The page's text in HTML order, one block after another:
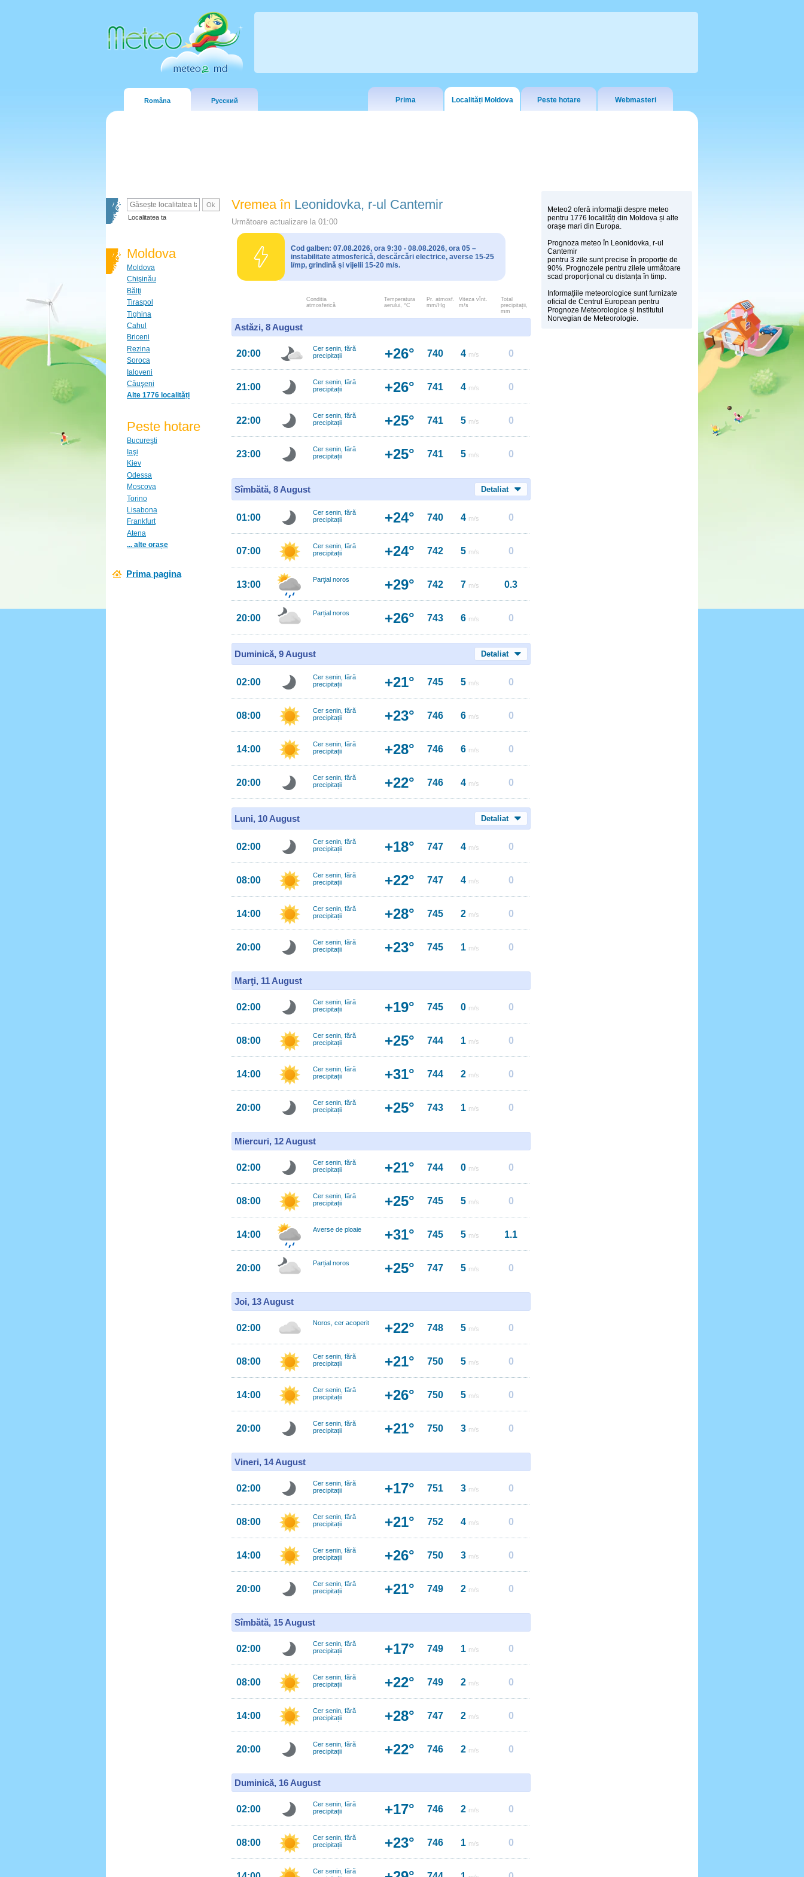
Româna Русский Prima Localități Moldova Peste hotare Webmasteri
Localitatea ta
Moldova
Moldova
Chişinău
Bălţi
Tiraspol
Tighina
Cahul
Briceni
Rezina
Soroca
Ialoveni
Căuşeni
Alte 1776 localități
Peste hotare
Bucureşti
Iaşi
Kiev
Odessa
Moscova
Torino
Lisabona
Frankfurt
Atena
... alte orașe
Prima pagina
Vremea în Leonidovka, r-ul Cantemir
Următoare actualizare la 01:00
Cod galben: 07.08.2026, ora 9:30 - 08.08.2026, ora 05 –
instabilitate atmosferică, descărcări electrice, averse 15-25
l/mp, grindină și vijelii 15-20 m/s.
Conditia
atmosferică
Temperatura
aerului, °C
Pr. atmosf.
mm/Hg
Viteza vînt.
m/s
Total
precipitații,
mm
Astăzi, 8 August
20:00
Cer senin, fără
precipitații
+26° 740 4 m/s 0
21:00
Cer senin, fără
precipitații
+26° 741 4 m/s 0
22:00
Cer senin, fără
precipitații
+25° 741 5 m/s 0
23:00
Cer senin, fără
precipitații
+25° 741 5 m/s 0
Sîmbătă, 8 August Detaliat
01:00
Cer senin, fără
precipitații
+24° 740 4 m/s 0
07:00
Cer senin, fără
precipitații
+24° 742 5 m/s 0
13:00 Parţial noros +29° 742 7 m/s 0.3
20:00 Parțial noros +26° 743 6 m/s 0
Duminică, 9 August Detaliat
02:00
Cer senin, fără
precipitații
+21° 745 5 m/s 0
08:00
Cer senin, fără
precipitații
+23° 746 6 m/s 0
14:00
Cer senin, fără
precipitații
+28° 746 6 m/s 0
20:00
Cer senin, fără
precipitații
+22° 746 4 m/s 0
Luni, 10 August Detaliat
02:00
Cer senin, fără
precipitații
+18° 747 4 m/s 0
08:00
Cer senin, fără
precipitații
+22° 747 4 m/s 0
14:00
Cer senin, fără
precipitații
+28° 745 2 m/s 0
20:00
Cer senin, fără
precipitații
+23° 745 1 m/s 0
Marţi, 11 August
02:00
Cer senin, fără
precipitații
+19° 745 0 m/s 0
08:00
Cer senin, fără
precipitații
+25° 744 1 m/s 0
14:00
Cer senin, fără
precipitații
+31° 744 2 m/s 0
20:00
Cer senin, fără
precipitații
+25° 743 1 m/s 0
Miercuri, 12 August
02:00
Cer senin, fără
precipitații
+21° 744 0 m/s 0
08:00
Cer senin, fără
precipitații
+25° 745 5 m/s 0
14:00 Averse de ploaie +31° 745 5 m/s 1.1
20:00 Parțial noros +25° 747 5 m/s 0
Joi, 13 August
02:00 Noros, cer acoperit +22° 748 5 m/s 0
08:00
Cer senin, fără
precipitații
+21° 750 5 m/s 0
14:00
Cer senin, fără
precipitații
+26° 750 5 m/s 0
20:00
Cer senin, fără
precipitații
+21° 750 3 m/s 0
Vineri, 14 August
02:00
Cer senin, fără
precipitații
+17° 751 3 m/s 0
08:00
Cer senin, fără
precipitații
+21° 752 4 m/s 0
14:00
Cer senin, fără
precipitații
+26° 750 3 m/s 0
20:00
Cer senin, fără
precipitații
+21° 749 2 m/s 0
Sîmbătă, 15 August
02:00
Cer senin, fără
precipitații
+17° 749 1 m/s 0
08:00
Cer senin, fără
precipitații
+22° 749 2 m/s 0
14:00
Cer senin, fără
precipitații
+28° 747 2 m/s 0
20:00
Cer senin, fără
precipitații
+22° 746 2 m/s 0
Duminică, 16 August
02:00
Cer senin, fără
precipitații
+17° 746 2 m/s 0
08:00
Cer senin, fără
precipitații
+23° 746 1 m/s 0
Cer senin, fără
Meteo2 oferă informații despre meteo
pentru 1776 localități din Moldova și alte
orașe mari din Europa.
Prognoza meteo în Leonidovka, r-ul
Cantemir
pentru 3 zile sunt precise în proporție de
90%. Prognozele pentru zilele următoare
scad proporțional cu distanța în timp.
Informațiile meteorologice sunt furnizate
oficial de Centrul European pentru
Prognoze Meteorologice și Institutul
Norvegian de Meteorologie.